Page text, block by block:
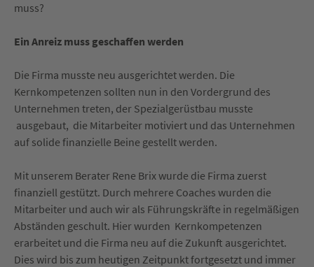
muss?
Ein Anreiz muss geschaffen werden
Die Firma musste neu ausgerichtet werden. Die
Kernkompetenzen sollten nun in den Vordergrund des
Unternehmen treten, der Spezialgerüstbau musste
ausgebaut, die Mitarbeiter motiviert und das Unternehmen
auf solide finanzielle Beine gestellt werden.
Mit unserem Berater Rene Brix wurde die Firma zuerst
finanziell gestützt. Durch mehrere Coaches wurden die
Mitarbeiter und auch wir als Führungskräfte in regelmäßigen
Abständen geschult. Hier wurden Kernkompetenzen
erarbeitet und die Firma neu auf die Zukunft ausgerichtet.
Dies wird bis zum heutigen Zeitpunkt fortgesetzt und immer